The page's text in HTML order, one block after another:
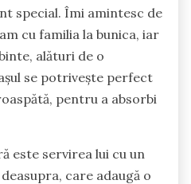
special. Îmi amintesc de
cu familia la bunica, iar
alături de o
se potrivește perfect
pentru a absorbi
este servirea lui cu un
care adaugă o